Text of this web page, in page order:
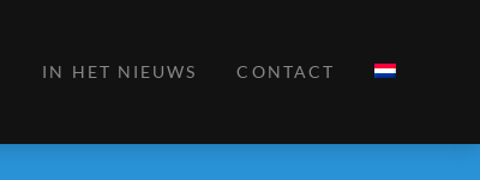
IN HET NIEUWS CONTACT